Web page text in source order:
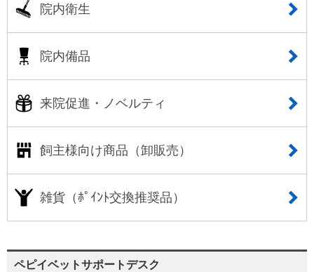
院内衛生
院内備品
来院促進・ノベルティ
飼主様向け商品（卸販売）
雑貨（ﾎﾟｲﾝﾄ交換推奨品）
ペピイベットサポートデスク